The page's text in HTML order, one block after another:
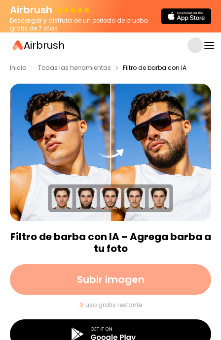
Airbrush
Descargar y disfruta de un periodo de prueba
gratis de 7 días
Airbrush
Inicio Todas las herramientas Filtro de barba con IA
Filtro de barba con IA – Agrega barba a
tu foto
Subir imagen
0 uso gratis restante